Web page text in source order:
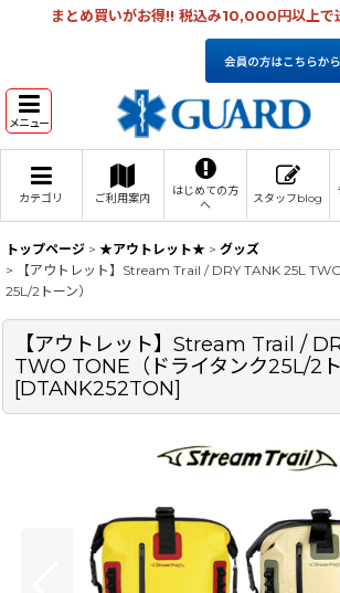
まとめ買いがお得!! 税込み10,000円以上で
メニュー
カテゴリ ご利用案内
はじめての方
へ
スタッフblog
トップページ > ★アウトレット★ > グッズ
>
【アウトレット】Stream Trail / DRY TANK 25L
25L/2トーン）
【アウトレット】Stream Trail /
TWO TONE（ドライタンク25L/2ト
[DTANK252TON]